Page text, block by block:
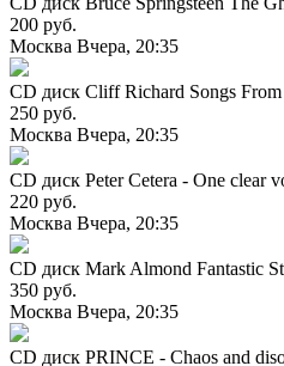
200 руб.
Москва Вчера, 20:35
CD диск Cliff Richard Songs
250 руб.
Москва Вчера, 20:35
CD диск Peter Cetera - One clear
220 руб.
Москва Вчера, 20:35
CD диск Mark Almond Fantastic
350 руб.
Москва Вчера, 20:35
CD диск PRINCE - Chaos and